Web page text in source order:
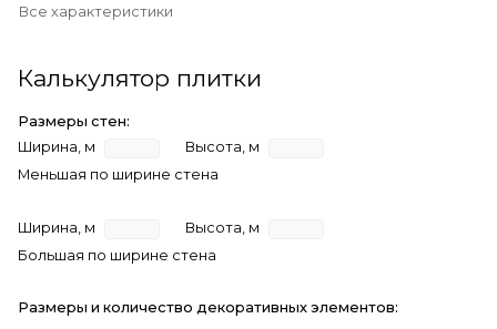
Все характеристики
Калькулятор плитки
Размеры стен:
Ширина, м
Высота, м
Меньшая по ширине стена
Ширина, м
Высота, м
Большая по ширине стена
Размеры и количество декоративных элементов: